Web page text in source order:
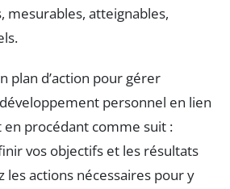
mesurables, atteignables,
plan d’action pour gérer
personnel en lien
en procédant comme suit :
vos objectifs et les résultats
les actions nécessaires pour y